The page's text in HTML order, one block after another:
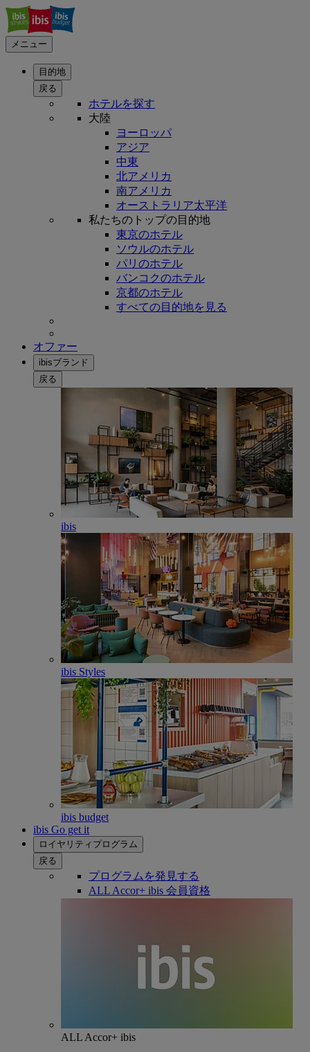
メニュー
目的地
戻る
ホテルを探す
大陸
ヨーロッパ
アジア
中東
北アメリカ
南アメリカ
オーストラリア太平洋
私たちのトップの目的地
東京のホテル
ソウルのホテル
パリのホテル
バンコクのホテル
京都のホテル
すべての目的地を見る
オファー
ibisブランド
戻る
ibis
ibis Styles
ibis budget
ibis Go get it
ロイヤリティプログラム
戻る
プログラムを発見する
ALL Accor+ ibis 会員資格
ALL Accor+ ibis